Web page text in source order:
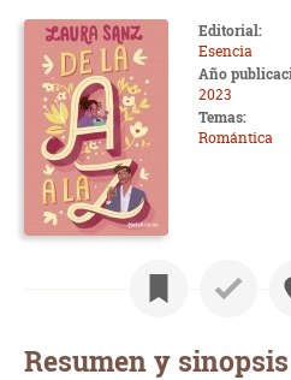
Editorial:
Esencia
Año
2023
Temas:
Romántica
Resumen y